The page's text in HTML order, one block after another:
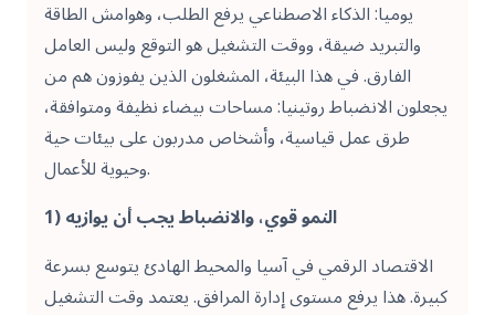
يوميا: الذكاء الاصطناعي يرفع الطلب، وهوامش الطاقة
والتبريد ضيقة، ووقت التشغيل هو التوقع وليس العامل
الفارق. في هذا البيئة، المشغلون الذين يفوزون هم من
يجعلون الانضباط روتينيا: مساحات بيضاء نظيفة ومتوافقة،
طرق عمل قياسية، وأشخاص مدربون على بيئات حية
وحيوية للأعمال.
1) النمو قوي، والانضباط يجب أن يوازيه
الاقتصاد الرقمي في آسيا والمحيط الهادئ يتوسع بسرعة
كبيرة. هذا يرفع مستوى إدارة المرافق. يعتمد وقت التشغيل